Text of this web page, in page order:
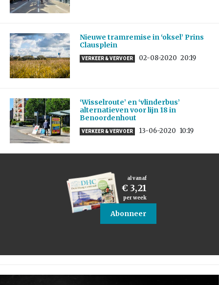
Nieuwe tramremise in ‘oksel’ Prins
Clausplein
VERKEER & VERVOER 02-08-2020 20:19
‘Wisselroute’ en ‘vlinderbus’
alternatieven voor lijn 18 in
Benoordenhout
VERKEER & VERVOER 13-06-2020 10:19
al vanaf
€ 3,21
per week
Abonneer